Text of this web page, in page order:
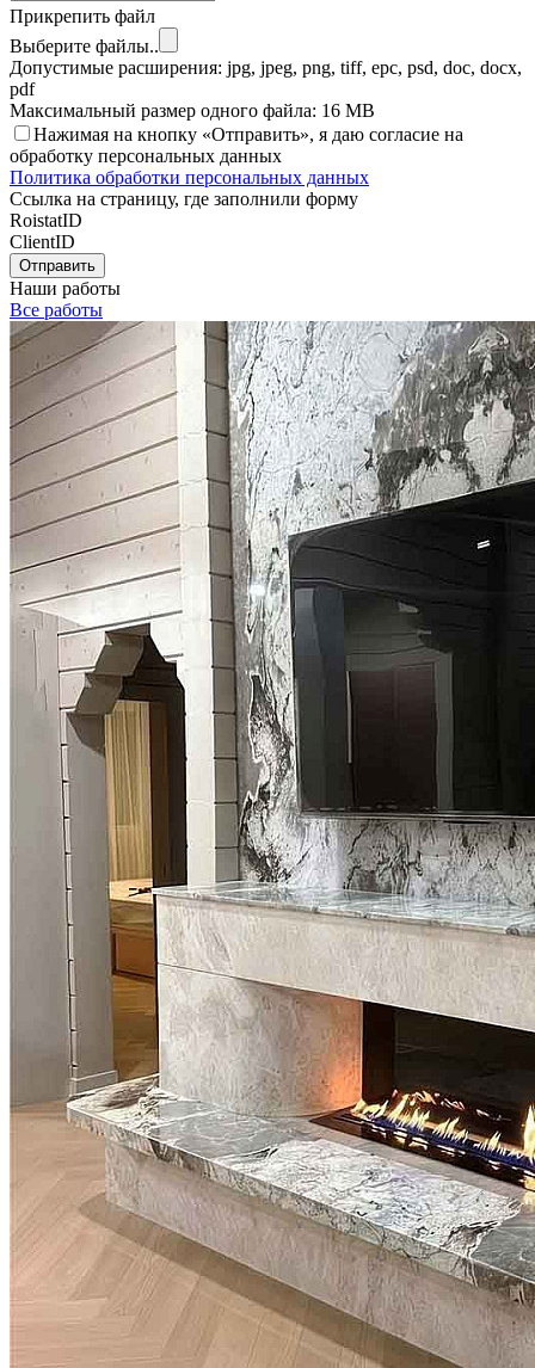
Прикрепить файл
Выберите файлы..
Допустимые расширения: jpg, jpeg, png, tiff, epc, psd, doc, docx,
pdf
Максимальный размер одного файла: 16 MB
Нажимая на кнопку «Отправить», я даю согласие на
обработку персональных данных
Политика обработки персональных данных
Ссылка на страницу, где заполнили форму
RoistatID
ClientID
Отправить
Наши работы
Все работы